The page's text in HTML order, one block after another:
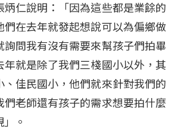
炳仁說明：「因為這些都是業餘的
們在去年就發起想說可以為偏鄉做
詢問我有沒有需要來幫孩子們拍畢
年就是除了我們三棧國小以外，其
、佳民國小，他們就來針對我們的
們老師還有孩子的需求想要拍什麼
。